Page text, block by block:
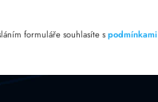
formuláře souhlasíte spodmínkami